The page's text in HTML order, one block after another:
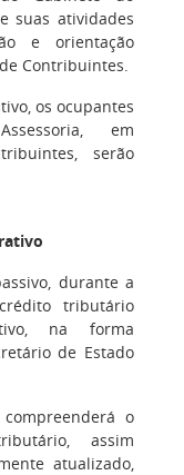
suas atividades
e orientação
Contribuintes.
os ocupantes
em
serão
durante a
tributário
na forma
de Estado
o
assim
atualizado,